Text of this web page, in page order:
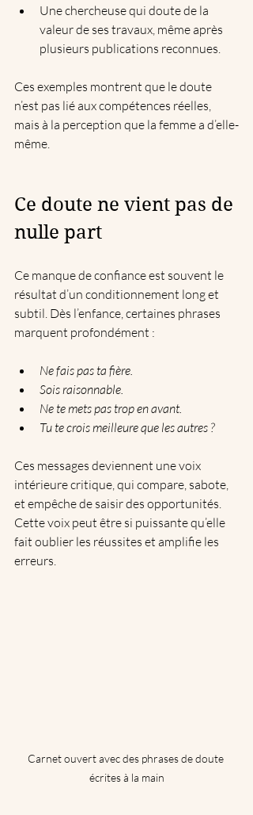
Une chercheuse qui doute de la
valeur de ses travaux, même après
plusieurs publications reconnues.
Ces exemples montrent que le doute
n’est pas lié aux compétences réelles,
mais à la perception que la femme a d’elle-
même.
Ce doute ne vient pas de
nulle part
Ce manque de confiance est souvent le
résultat d’un conditionnement long et
subtil. Dès l’enfance, certaines phrases
marquent profondément :
Ne fais pas ta fière.
Sois raisonnable.
Ne te mets pas trop en avant.
Tu te crois meilleure que les autres ?
Ces messages deviennent une voix
intérieure critique, qui compare, sabote,
et empêche de saisir des opportunités.
Cette voix peut être si puissante qu’elle
fait oublier les réussites et amplifie les
erreurs.
Carnet ouvert avec des phrases de doute
écrites à la main